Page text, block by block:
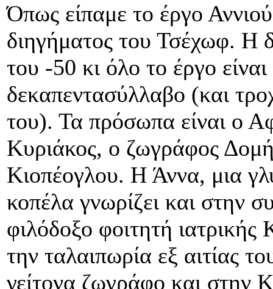
Όπως είπαμε το έργο
διηγήματος του Τσέχωφ. Η
του -50 κι όλο το έργο
δεκαπεντασύλλαβο (και
του). Τα πρόσωπα είναι ο
Κυριάκος, ο ζωγράφος
Κιοπέογλου. Η Άννα, μια
κοπέλα γνωρίζει και στην
φιλόδοξο φοιτητή
την ταλαιπωρία εξ αιτίας
γείτονα ζωγράφο και στην